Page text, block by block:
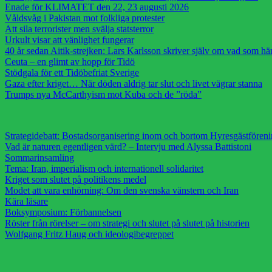
Enade för KLIMATET den 22, 23 augusti 2026
Våldsvåg i Pakistan mot folkliga protester
Att sila terrorister men svälja statsterror
Urkult visar att vänlighet fungerar
40 år sedan Aitik-strejken: Lars Karlsson skriver själv om vad som
Ceuta – en glimt av hopp för Tidö
Stödgala för ett Tidöbefriat Sverige
Gaza efter kriget… När döden aldrig tar slut och livet vägrar stanna
Trumps nya McCarthyism mot Kuba och de ”röda”
Strategidebatt: Bostadsorganisering inom och bortom
Vad är naturen egentligen värd? – Intervju med Alyssa Battistoni
Sommarinsamling
Tema: Iran, imperialism och internationell solidaritet
Kriget som slutet på politikens medel
Modet att vara enhörning: Om den svenska vänstern och Iran
Kära läsare
Boksymposium: Förbannelsen
Röster från rörelser – om strategi och slutet på slutet på historien
Wolfgang Fritz Haug och ideologibegreppet